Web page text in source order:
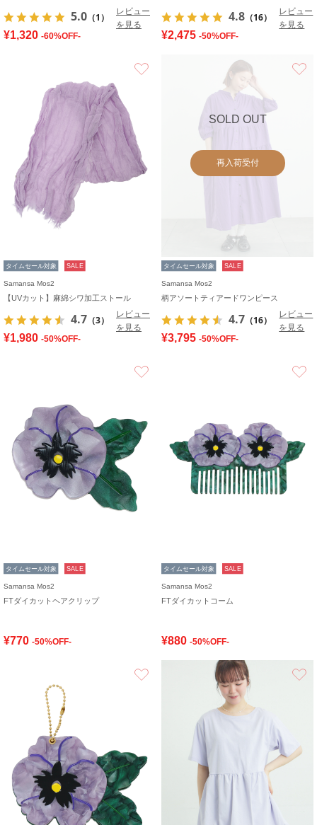
5.0 （1）
レビュー
を見る
¥1,320 -60%OFF-
4.8 （16）
レビュー
を見る
¥2,475 -50%OFF-
タイムセール対象 SALE
Samansa Mos2
【UVカット】麻綿シワ加工ストール
4.7 （3）
レビュー
を見る
¥1,980 -50%OFF-
SOLD OUT
再入荷受付
タイムセール対象 SALE
Samansa Mos2
柄アソートティアードワンピース
4.7 （16）
レビュー
を見る
¥3,795 -50%OFF-
タイムセール対象 SALE
Samansa Mos2
FTダイカットヘアクリップ
¥770 -50%OFF-
タイムセール対象 SALE
Samansa Mos2
FTダイカットコーム
¥880 -50%OFF-